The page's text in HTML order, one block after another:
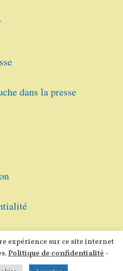
dans la presse
-Les Radicaux de Gauche
expérience sur ce site internet
Politique de confidentialité-